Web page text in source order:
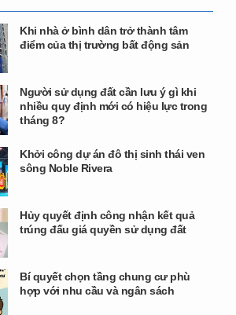
Khi nhà ở bình dân trở thành tâm
điểm của thị trường bất động sản
Người sử dụng đất cần lưu ý gì khi
nhiều quy định mới có hiệu lực trong
tháng 8?
Khởi công dự án đô thị sinh thái ven
sông Noble Rivera
Hủy quyết định công nhận kết quả
trúng đấu giá quyền sử dụng đất
Bí quyết chọn tầng chung cư phù
hợp với nhu cầu và ngân sách